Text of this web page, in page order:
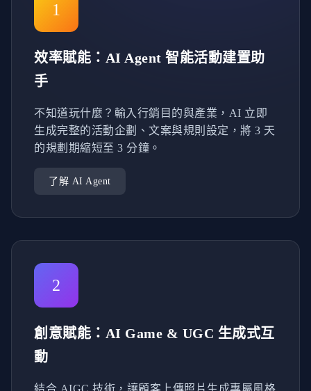
1
效率賦能：AI Agent 智能活動建置助
手
不知道玩什麼？輸入行銷目的與產業，AI 立即
生成完整的活動企劃、文案與規則設定，將 3 天
的規劃期縮短至 3 分鐘。
了解 AI Agent
2
創意賦能：AI Game & UGC 生成式互
動